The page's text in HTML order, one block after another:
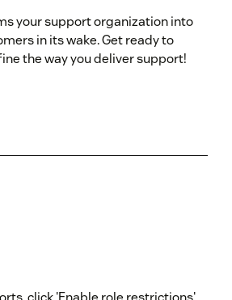
your support organization into
in its wake. Get ready to
the way you deliver support!